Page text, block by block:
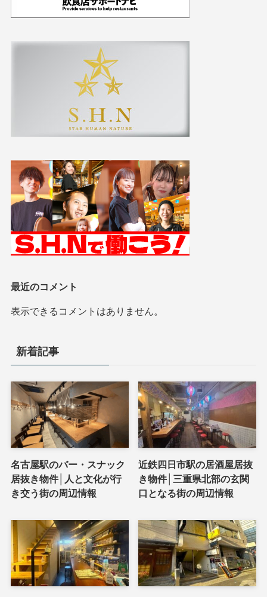
最近のコメント
表示できるコメントはありません。
新着記事
名古屋駅のバー・スナック
居抜き物件│人と文化が行
き交う街の周辺情報
近鉄四日市駅の居酒屋居抜
き物件│三重県北部の玄関
口となる街の周辺情報